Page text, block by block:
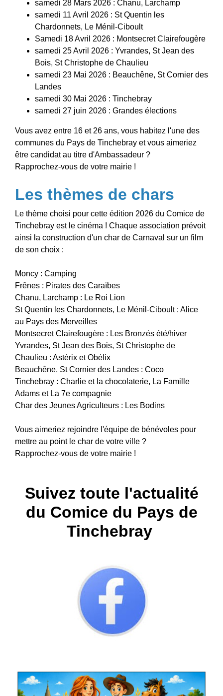
samedi 28 Mars 2026 : Chanu, Larchamp
samedi 11 Avril 2026 : St Quentin les
Chardonnets, Le Ménil-Ciboult
Samedi 18 Avril 2026 : Montsecret Clairefougère
samedi 25 Avril 2026 : Yvrandes, St Jean des
Bois, St Christophe de Chaulieu
samedi 23 Mai 2026 : Beauchêne, St Cornier des
Landes
samedi 30 Mai 2026 : Tinchebray
samedi 27 juin 2026 : Grandes élections
Vous avez entre 16 et 26 ans, vous habitez l'une des
communes du Pays de Tinchebray et vous aimeriez
être candidat au titre d'Ambassadeur ?
Rapprochez-vous de votre mairie !
Les thèmes de chars
Le thème choisi pour cette édition 2026 du Comice de
Tinchebray est le cinéma ! Chaque association prévoit
ainsi la construction d'un char de Carnaval sur un film
de son choix :
Moncy : Camping
Frênes : Pirates des Caraïbes
Chanu, Larchamp : Le Roi Lion
St Quentin les Chardonnets, Le Ménil-Ciboult : Alice
au Pays des Merveilles
Montsecret Clairefougère : Les Bronzés été/hiver
Yvrandes, St Jean des Bois, St Christophe de
Chaulieu : Astérix et Obélix
Beauchêne, St Cornier des Landes : Coco
Tinchebray : Charlie et la chocolaterie, La Famille
Adams et La 7e compagnie
Char des Jeunes Agriculteurs : Les Bodins
Vous aimeriez rejoindre l'équipe de bénévoles pour
mettre au point le char de votre ville ?
Rapprochez-vous de votre mairie !
Suivez toute l'actualité
du Comice du Pays de
Tinchebray